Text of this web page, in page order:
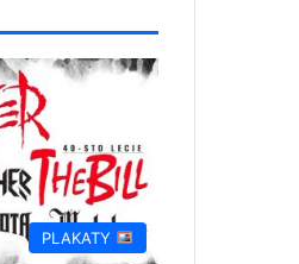
PLAKATY